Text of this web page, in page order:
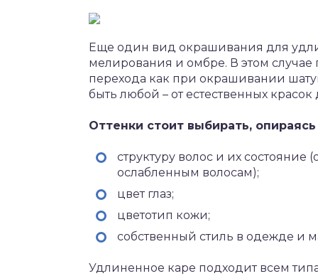
Еще один вид окрашивания для
мелирования и омбре. В этом случае
перехода как при окрашивании
быть любой – от естественных
Оттенки стоит выбирать, опираясь
структуру волос и их состояние
ослабленным волосам);
цвет глаз;
цветотип кожи;
собственный стиль в одежде и
Удлиненное каре подходит всем